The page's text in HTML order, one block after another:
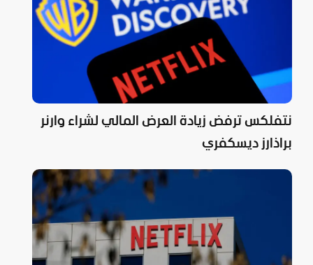
نتفلكس ترفض زيادة العرض المالي لشراء وارنر
براذارز ديسكفري